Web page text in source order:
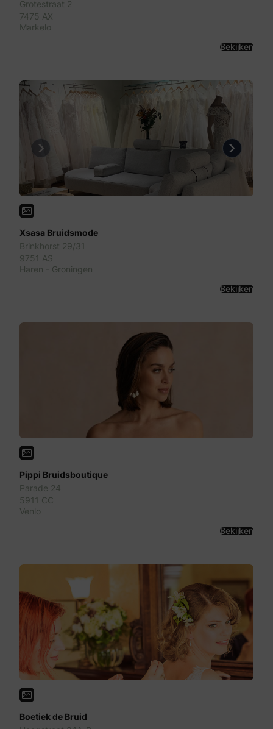
Grotestraat 2
7475 AX
Markelo
Bekijken
Previous Next
Xsasa Bruidsmode
Brinkhorst 29/31
9751 AS
Haren - Groningen
Bekijken
Pippi Bruidsboutique
Parade 24
5911 CC
Venlo
Bekijken
Boetiek de Bruid